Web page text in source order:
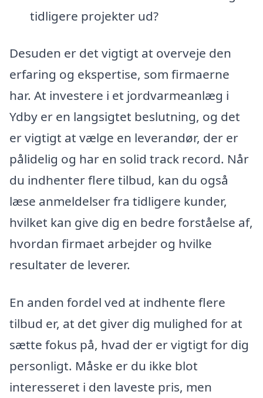
tidligere projekter ud?
Desuden er det vigtigt at overveje den
erfaring og ekspertise, som firmaerne
har. At investere i et jordvarmeanlæg i
Ydby er en langsigtet beslutning, og det
er vigtigt at vælge en leverandør, der er
pålidelig og har en solid track record. Når
du indhenter flere tilbud, kan du også
læse anmeldelser fra tidligere kunder,
hvilket kan give dig en bedre forståelse af,
hvordan firmaet arbejder og hvilke
resultater de leverer.
En anden fordel ved at indhente flere
tilbud er, at det giver dig mulighed for at
sætte fokus på, hvad der er vigtigt for dig
personligt. Måske er du ikke blot
interesseret i den laveste pris, men